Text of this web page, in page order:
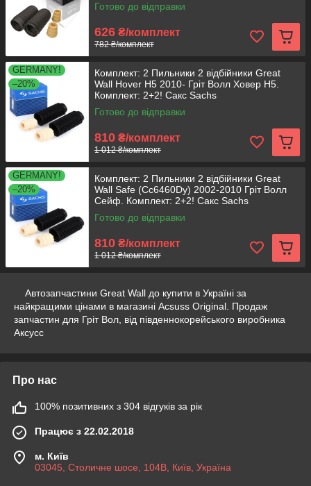
Готово до відправки
626 ₴/комплект
782 ₴/комплект
GERMANY!
–20%
Комплект: 2 Пильники 2 відбійники Great
Wall Hover H5 2010- Гріт Волл Ховер H5.
Комплект: 2+2! Сакс Sachs
Готово до відправки
810 ₴/комплект
1 012 ₴/комплект
GERMANY!
–20%
Комплект: 2 Пильники 2 відбійники Great
Wall Safe (Cc6460Dy) 2002-2010 Гріт Волл
Сейф. Комплект: 2+2! Сакс Sachs
Готово до відправки
810 ₴/комплект
1 012 ₴/комплект
Автозапчастини Great Wall до купити в Україні за
найкращими цінами в магазині Acsuss Original. Продаж
запчастин для Гріт Вол, від південнокорейського виробника
Аксусс
Про нас
100% позитивних з 304 відгуків за рік
Працює з 22.02.2018
м. Київ
03045, Столичне шосе, 104B, Київ, Україна